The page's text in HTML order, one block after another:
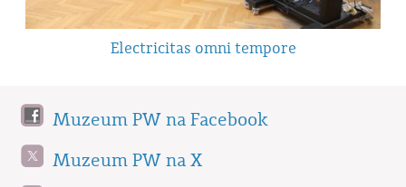
Electricitas omni tempore
Muzeum PW na Facebook
Muzeum PW na X